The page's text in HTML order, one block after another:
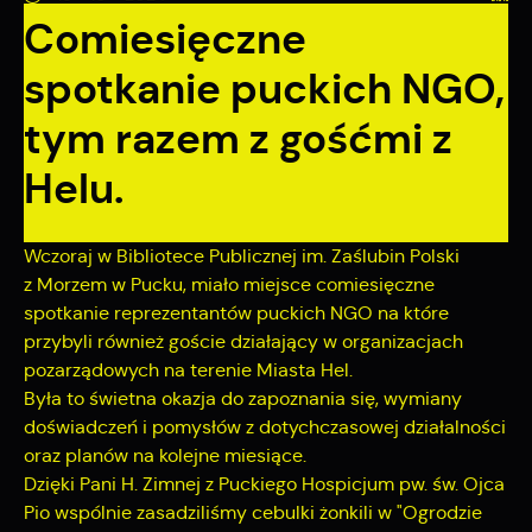
Comiesięczne
spotkanie puckich NGO,
tym razem z gośćmi z
Helu.
Wczoraj w Bibliotece Publicznej im. Zaślubin Polski
z Morzem w Pucku, miało miejsce comiesięczne
spotkanie reprezentantów puckich NGO na które
przybyli również goście działający w organizacjach
pozarządowych na terenie Miasta Hel.
Była to świetna okazja do zapoznania się, wymiany
doświadczeń i pomysłów z dotychczasowej działalności
oraz planów na kolejne miesiące.
Dzięki Pani H. Zimnej z Puckiego Hospicjum pw. św. Ojca
Pio wspólnie zasadziliśmy cebulki żonkili w "Ogrodzie
może działać bez zakłóceń.
Tego typu pliki cookies umożliwiają stronie internetowej
zapamiętanie wprowadzonych przez Ciebie ustawień oraz
personalizację określonych funkcjonalności czy
prezentowanych treści.
Dzięki tym plikom cookies możemy zapewnić Ci większy
komfort korzystania z funkcjonalności naszej strony poprzez
Wyrażenie zgody na funkcjonalne i personalizacyjne pliki
cookies gwarantuje dostępność większej ilości funkcji na
stronie.
Więcej
Analityczne
Analityczne pliki cookies pomagają nam rozwijać się i
dostosowywać do Twoich potrzeb.
Cookies analityczne pozwalają na uzyskanie informacji w
zakresie wykorzystywania witryny internetowej, miejsca oraz
częstotliwości, z jaką odwiedzane są nasze serwisy www.
Dane pozwalają nam na ocenę naszych serwisów
internetowych pod względem ich popularności wśród
użytkowników. Zgromadzone informacje są przetwarzane w
Więcej
Reklamowe
Dzięki reklamowym plikom cookies prezentujemy Ci